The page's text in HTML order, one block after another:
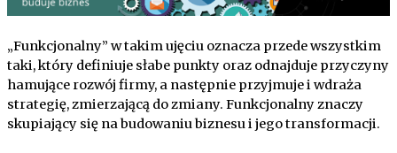
„Funkcjonalny” w takim ujęciu oznacza przede wszystkim
taki, który definiuje słabe punkty oraz odnajduje przyczyny
hamujące rozwój firmy, a następnie przyjmuje i wdraża
strategię, zmierzającą do zmiany. Funkcjonalny znaczy
skupiający się na budowaniu biznesu i jego transformacji.